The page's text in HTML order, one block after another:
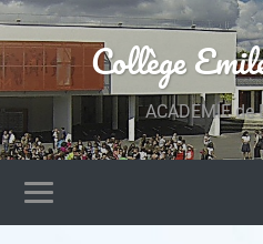
Collège
ACADEMIE de